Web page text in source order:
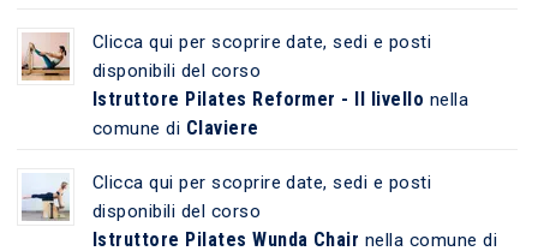
Clicca qui per scoprire date, sedi e posti
disponibili del corso
Istruttore Pilates Reformer - II livello nella
comune di Claviere
Clicca qui per scoprire date, sedi e posti
disponibili del corso
Istruttore Pilates Wunda Chair nella comune di